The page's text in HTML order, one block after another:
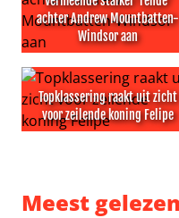
achter Andrew Mountbatten-
Windsor aan
Vermeende stalker
Topklassering raakt uit zicht
voor zeilende koning Felipe
Meest gelezen